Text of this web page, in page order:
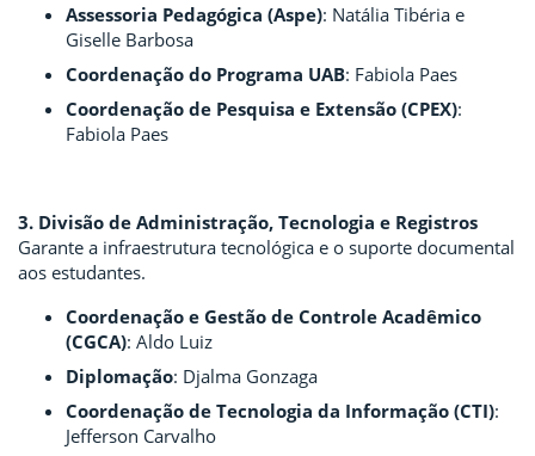
Assessoria Pedagógica (Aspe): Natália Tibéria e
Giselle Barbosa
Coordenação do Programa UAB: Fabiola Paes
Coordenação de Pesquisa e Extensão (CPEX):
Fabiola Paes
3. Divisão de Administração, Tecnologia e Registros
Garante a infraestrutura tecnológica e o suporte documental
aos estudantes.
Coordenação e Gestão de Controle Acadêmico
(CGCA): Aldo Luiz
Diplomação: Djalma Gonzaga
Coordenação de Tecnologia da Informação (CTI):
Jefferson Carvalho